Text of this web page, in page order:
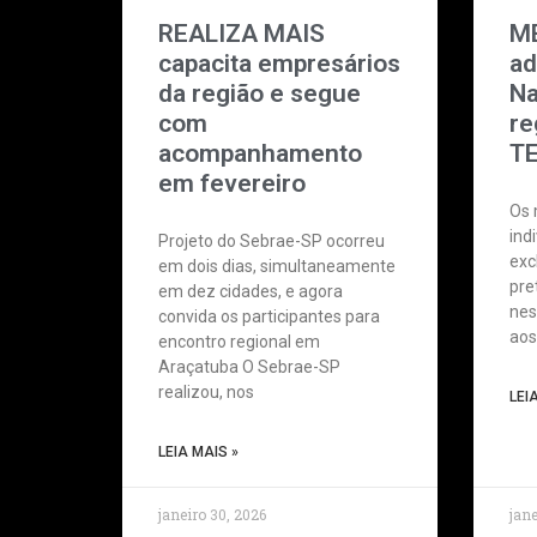
REALIZA MAIS
capacita empresários
da região e segue
com
acompanhamento
em fevereiro
Projeto do Sebrae-SP ocorreu
em dois dias, simultaneamente
em dez cidades, e agora
convida os participantes para
encontro regional em
Araçatuba O Sebrae-SP
realizou, nos
LEIA MAIS »
janeiro 30, 2026
Os